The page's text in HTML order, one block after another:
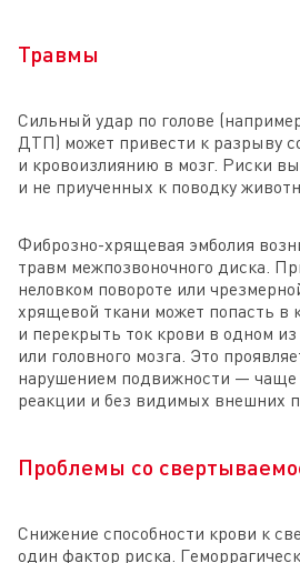
Травмы
Сильный удар по голове
ДТП) может привести к разрыву
и кровоизлиянию в мозг. Риски
и не приученных к поводку
Фиброзно-хрящевая эмболия
травм межпозвоночного диска.
неловком повороте или
хрящевой ткани может попасть в
и перекрыть ток крови в одном из
или головного мозга. Это
нарушением подвижности — чаще
реакции и без видимых внешних
Проблемы со
Снижение способности крови к
один фактор риска.